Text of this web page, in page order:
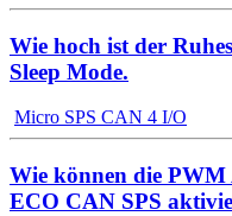
Wie hoch ist der
Sleep Mode.
Micro SPS CAN 4 I/O
Wie können die PWM
ECO CAN SPS